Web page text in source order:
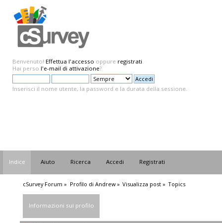
Benvenuto! Effettua l'accesso oppure registrati.
Hai perso l'e-mail di attivazione?
Inserisci il nome utente, la password e la durata della sessione.
Indice Aiuto Ricerca Accedi Registrati
cSurvey Forum » Profilo di Andrew» Visualizza post » Topics
Informazioni sul profilo